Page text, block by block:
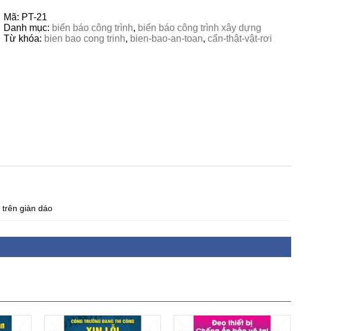
Mã: PT-21
Danh mục: biển báo công trình, biển báo công trình xây dựng
Từ khóa: bien bao cong trinh, bien-bao-an-toan,cẩn-thật-vật-rơi
giàn dáo